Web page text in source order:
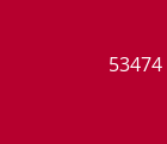
53474